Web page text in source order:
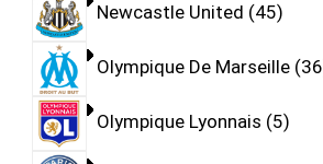
Newcastle United 45
Olympique De Marseille 36
Olympique Lyonnais 5